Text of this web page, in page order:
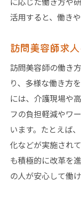
活用すると、働き
訪問美容師求
訪問美容師の働き
り、多様な働き方
には、介護現場や
フの負担軽減やワ
います。たとえば
化などが実施され
も積極的に改革を
の人が安心して働